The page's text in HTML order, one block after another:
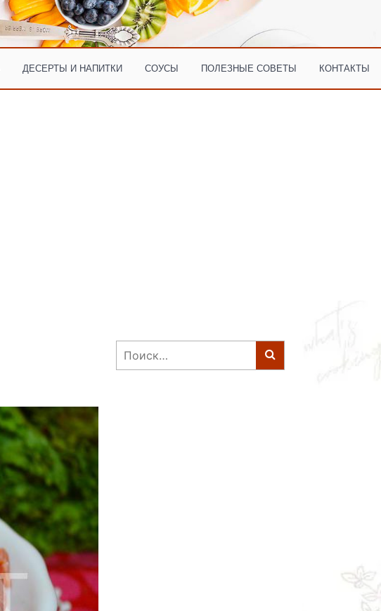
ДЕСЕРТЫ И НАПИТКИ СОУСЫ ПОЛЕЗНЫЕ СОВЕТЫ КОНТАКТЫ
Найти: